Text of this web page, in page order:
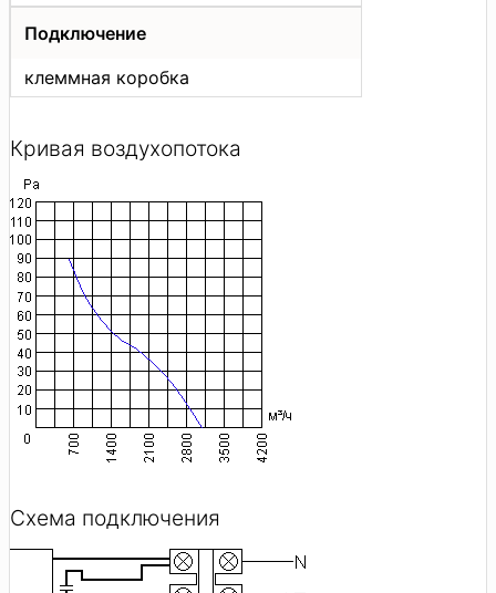
Подключение
клеммная коробка
Кривая воздухопотока
Схема подключения